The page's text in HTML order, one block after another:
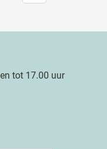
tot 17.00 uur